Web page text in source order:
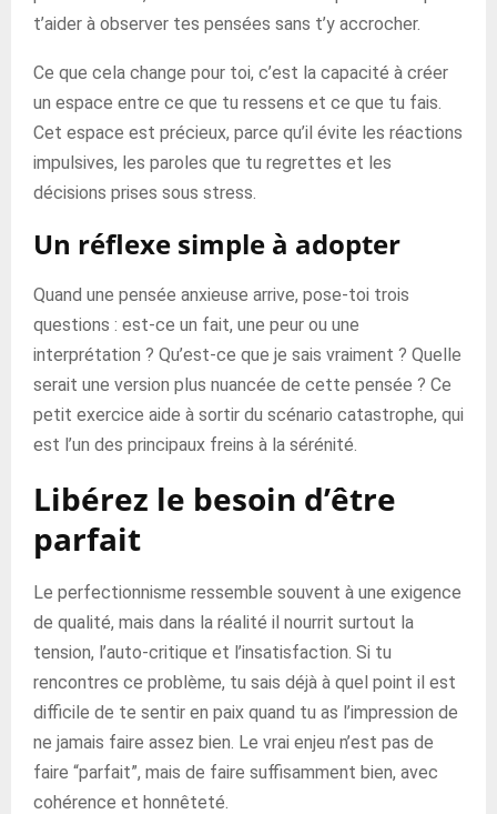
t’aider à observer tes pensées sans t’y accrocher.
Ce que cela change pour toi, c’est la capacité à créer
un espace entre ce que tu ressens et ce que tu fais.
Cet espace est précieux, parce qu’il évite les réactions
impulsives, les paroles que tu regrettes et les
décisions prises sous stress.
Un réflexe simple à adopter
Quand une pensée anxieuse arrive, pose-toi trois
questions : est-ce un fait, une peur ou une
interprétation ? Qu’est-ce que je sais vraiment ? Quelle
serait une version plus nuancée de cette pensée ? Ce
petit exercice aide à sortir du scénario catastrophe, qui
est l’un des principaux freins à la sérénité.
Libérez le besoin d’être
parfait
Le perfectionnisme ressemble souvent à une exigence
de qualité, mais dans la réalité il nourrit surtout la
tension, l’auto-critique et l’insatisfaction. Si tu
rencontres ce problème, tu sais déjà à quel point il est
difficile de te sentir en paix quand tu as l’impression de
ne jamais faire assez bien. Le vrai enjeu n’est pas de
faire “parfait”, mais de faire suffisamment bien, avec
cohérence et honnêteté.